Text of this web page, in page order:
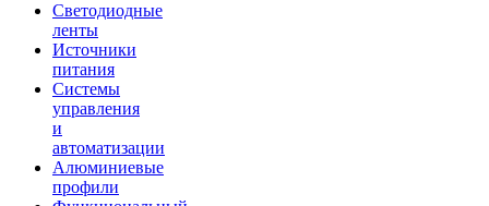
Светодиодные
ленты
Источники
питания
Системы
управления
и
автоматизации
Алюминиевые
профили